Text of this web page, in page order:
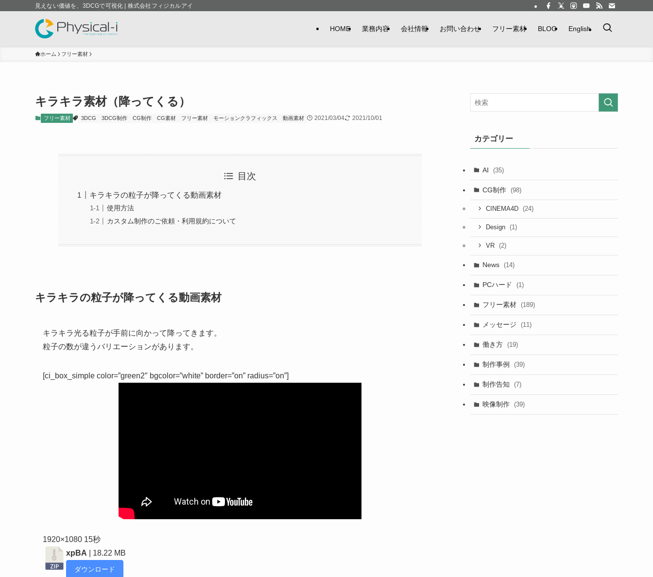
見えない価値を、3DCGで可視化 | 株式会社フィジカルアイ
HOME 業務内容 会社情報 お問い合わせ フリー素材 BLOG English
ホーム フリー素材
キラキラ素材（降ってくる）
フリー素材 3DCG 3DCG制作 CG制作 CG素材 フリー素材 モーションクラフィックス 動画素材 2021/03/04 2021/10/01
目次
キラキラの粒子が降ってくる動画素材
使用方法
カスタム制作のご依頼・利用規約について
キラキラの粒子が降ってくる動画素材
キラキラ光る粒子が手前に向かって降ってきます。
粒子の数が違うバリエーションがあります。
[ci_box_simple color=”green2″ bgcolor=”white” border=”on” radius=”on”]
1920×1080 15秒
xpBA | 18.22 MB
ダウンロード
カテゴリー
AI (35)
CG制作 (98)
CINEMA4D (24)
Design (1)
VR (2)
News (14)
PCハード (1)
フリー素材 (189)
メッセージ (11)
働き方 (19)
制作事例 (39)
制作告知 (7)
映像制作 (39)